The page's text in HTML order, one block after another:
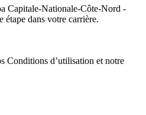
Capitale-Nationale-Côte-Nord -
étape dans votre carrière.
Conditions d’utilisation et notre